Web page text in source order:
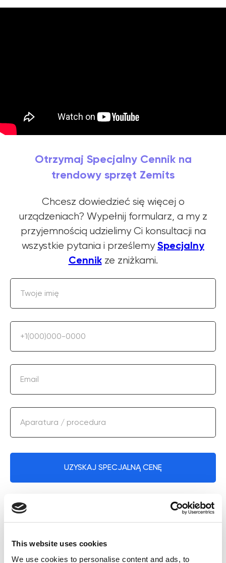
This website uses cookies
We use cookies to personalise content and ads, to
Otrzymaj Specjalny Cennik na
trendowy sprzęt Zemits
Chcesz dowiedzieć się więcej o
urządzeniach? Wypełnij formularz, a my z
przyjemnością udzielimy Ci konsultacji na
wszystkie pytania i prześlemySpecjalny
Cennikze zniżkami.
Twoje imię
+1(000)000-0000
Email
Aparatura / procedura
UZYSKAJ SPECJALNĄ CENĘ
Wypełniając formularz wyrażasz zgodę na
przetwarzanie danych osobowych.